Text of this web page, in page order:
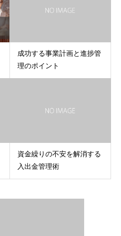
成功する事業計画と進捗管
理のポイント
資金繰りの不安を解消する
入出金管理術